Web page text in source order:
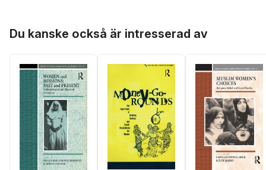
Du kanske också är intresserad av